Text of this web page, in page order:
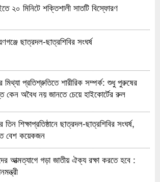
২০ মিনিটে শক্তিশালী সাতটি বিস্ফোরণ
ছাত্রদল-ছাত্রশিবির সংঘর্ষ
মিথ্যা প্রতিশ্রুতিতে শারীরিক সম্পর্ক: শুধু পুরুষের
কেন অবৈধ নয় জানতে চেয়ে হাইকোর্টের রুল
তিন শিক্ষাপ্রতিষ্ঠানে ছাত্রদল-ছাত্রশিবির সংঘর্ষ,
বেশ কয়েকজন
আত্মত্যাগে গড়া জাতীয় ঐক্য রক্ষা করতে হবে :